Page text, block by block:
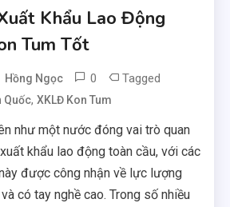
Khẩu Lao Động
Tum Tốt
Hồng Ngọc 0 Tagged
Quốc,XKLĐ Kon Tum
như một nước đóng vai trò quan
khẩu lao động toàn cầu, với các
được công nhận về lực lượng
có tay nghề cao. Trong số nhiều